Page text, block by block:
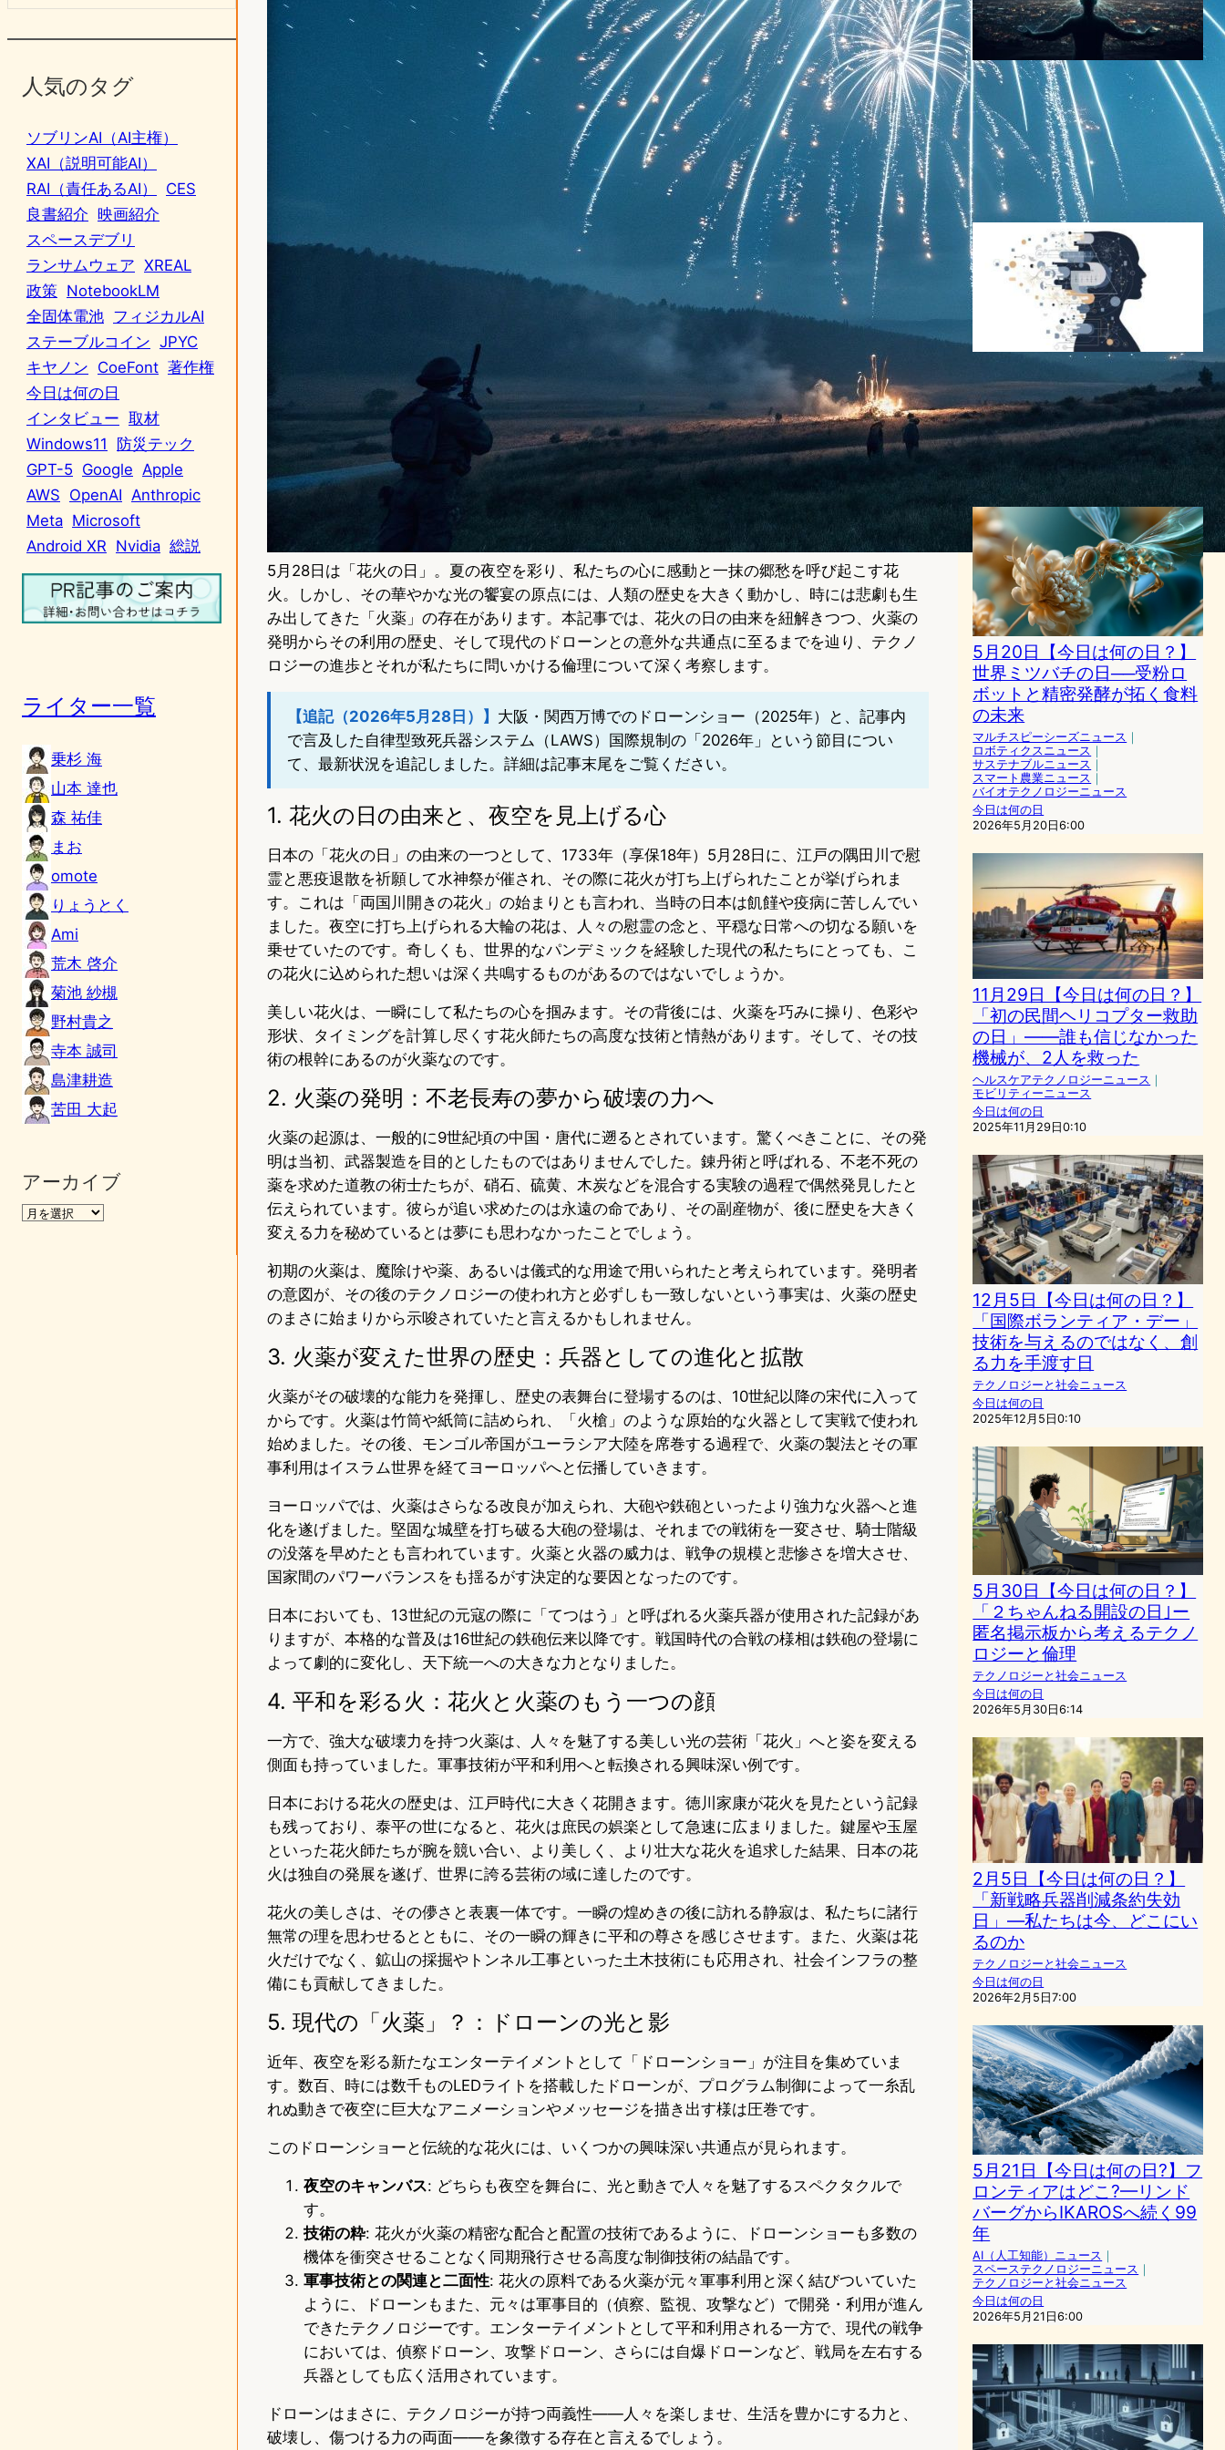
人気のタグ
ソブリンAI（AI主権）
XAI（説明可能AI）
RAI（責任あるAI）
CES
良書紹介 映画紹介
スペースデブリ
ランサムウェア XREAL
政策 NotebookLM
全固体電池 フィジカルAI
ステーブルコイン JPYC
キヤノン CoeFont 著作権
今日は何の日
インタビュー 取材
Windows11
防災テック
GPT-5 Google Apple
AWS OpenAI Anthropic
Meta Microsoft
Android XR Nvidia 総説
ライター一覧
乗杉 海
山本 達也
森 祐佳
まお
omote
りょうとく
Ami
荒木 啓介
菊池 紗槻
野村貴之
寺本 誠司
島津耕造
苦田 大起
アーカイブ
5月28日は「花火の日」。夏の夜空を彩り、私たちの心に感動と一抹の郷愁を呼び起こす花
火。しかし、その華やかな光の饗宴の原点には、人類の歴史を大きく動かし、時には悲劇も生
み出してきた「火薬」の存在があります。本記事では、花火の日の由来を紐解きつつ、火薬の
発明からその利用の歴史、そして現代のドローンとの意外な共通点に至るまでを辿り、テクノ
ロジーの進歩とそれが私たちに問いかける倫理について深く考察します。
【追記（2026年5月28日）】 大阪・関西万博でのドローンショー（2025年）と、記事内
で言及した自律型致死兵器システム（LAWS）国際規制の「2026年」という節目につい
て、最新状況を追記しました。詳細は記事末尾をご覧ください。
1. 花火の日の由来と、夜空を見上げる心
日本の「花火の日」の由来の一つとして、1733年（享保18年）5月28日に、江戸の隅田川で慰
霊と悪疫退散を祈願して水神祭が催され、その際に花火が打ち上げられたことが挙げられま
す。これは「両国川開きの花火」の始まりとも言われ、当時の日本は飢饉や疫病に苦しんでい
ました。夜空に打ち上げられる大輪の花は、人々の慰霊の念と、平穏な日常への切なる願いを
乗せていたのです。奇しくも、世界的なパンデミックを経験した現代の私たちにとっても、こ
の花火に込められた想いは深く共鳴するものがあるのではないでしょうか。
美しい花火は、一瞬にして私たちの心を掴みます。その背後には、火薬を巧みに操り、色彩や
形状、タイミングを計算し尽くす花火師たちの高度な技術と情熱があります。そして、その技
術の根幹にあるのが火薬なのです。
2. 火薬の発明：不老長寿の夢から破壊の力へ
火薬の起源は、一般的に9世紀頃の中国・唐代に遡るとされています。驚くべきことに、その発
明は当初、武器製造を目的としたものではありませんでした。錬丹術と呼ばれる、不老不死の
薬を求めた道教の術士たちが、硝石、硫黄、木炭などを混合する実験の過程で偶然発見したと
伝えられています。彼らが追い求めたのは永遠の命であり、その副産物が、後に歴史を大きく
変える力を秘めているとは夢にも思わなかったことでしょう。
初期の火薬は、魔除けや薬、あるいは儀式的な用途で用いられたと考えられています。発明者
の意図が、その後のテクノロジーの使われ方と必ずしも一致しないという事実は、火薬の歴史
のまさに始まりから示唆されていたと言えるかもしれません。
3. 火薬が変えた世界の歴史：兵器としての進化と拡散
火薬がその破壊的な能力を発揮し、歴史の表舞台に登場するのは、10世紀以降の宋代に入って
からです。火薬は竹筒や紙筒に詰められ、「火槍」のような原始的な火器として実戦で使われ
始めました。その後、モンゴル帝国がユーラシア大陸を席巻する過程で、火薬の製法とその軍
事利用はイスラム世界を経てヨーロッパへと伝播していきます。
ヨーロッパでは、火薬はさらなる改良が加えられ、大砲や鉄砲といったより強力な火器へと進
化を遂げました。堅固な城壁を打ち破る大砲の登場は、それまでの戦術を一変させ、騎士階級
の没落を早めたとも言われています。火薬と火器の威力は、戦争の規模と悲惨さを増大させ、
国家間のパワーバランスをも揺るがす決定的な要因となったのです。
日本においても、13世紀の元寇の際に「てつはう」と呼ばれる火薬兵器が使用された記録があ
りますが、本格的な普及は16世紀の鉄砲伝来以降です。戦国時代の合戦の様相は鉄砲の登場に
よって劇的に変化し、天下統一への大きな力となりました。
4. 平和を彩る火：花火と火薬のもう一つの顔
一方で、強大な破壊力を持つ火薬は、人々を魅了する美しい光の芸術「花火」へと姿を変える
側面も持っていました。軍事技術が平和利用へと転換される興味深い例です。
日本における花火の歴史は、江戸時代に大きく花開きます。徳川家康が花火を見たという記録
も残っており、泰平の世になると、花火は庶民の娯楽として急速に広まりました。鍵屋や玉屋
といった花火師たちが腕を競い合い、より美しく、より壮大な花火を追求した結果、日本の花
火は独自の発展を遂げ、世界に誇る芸術の域に達したのです。
花火の美しさは、その儚さと表裏一体です。一瞬の煌めきの後に訪れる静寂は、私たちに諸行
無常の理を思わせるとともに、その一瞬の輝きに平和の尊さを感じさせます。また、火薬は花
火だけでなく、鉱山の採掘やトンネル工事といった土木技術にも応用され、社会インフラの整
備にも貢献してきました。
5. 現代の「火薬」？：ドローンの光と影
近年、夜空を彩る新たなエンターテイメントとして「ドローンショー」が注目を集めていま
す。数百、時には数千ものLEDライトを搭載したドローンが、プログラム制御によって一糸乱
れぬ動きで夜空に巨大なアニメーションやメッセージを描き出す様は圧巻です。
このドローンショーと伝統的な花火には、いくつかの興味深い共通点が見られます。
夜空のキャンバス: どちらも夜空を舞台に、光と動きで人々を魅了するスペクタクルで
す。
技術の粋: 花火が火薬の精密な配合と配置の技術であるように、ドローンショーも多数の
機体を衝突させることなく同期飛行させる高度な制御技術の結晶です。
軍事技術との関連と二面性: 花火の原料である火薬が元々軍事利用と深く結びついていた
ように、ドローンもまた、元々は軍事目的（偵察、監視、攻撃など）で開発・利用が進ん
できたテクノロジーです。エンターテイメントとして平和利用される一方で、現代の戦争
においては、偵察ドローン、攻撃ドローン、さらには自爆ドローンなど、戦局を左右する
兵器としても広く活用されています。
ドローンはまさに、テクノロジーが持つ両義性――人々を楽しませ、生活を豊かにする力と、
破壊し、傷つける力の両面――を象徴する存在と言えるでしょう。
8月28日【今日は何の日？】
思考がスクリーンに映った
日。Neuralinkから始まるBCI
革命とは
ニューロテクノロジーニュース
今日は何の日
2025年8月28日0:10
5月24日【今日は何の日？】
世界統合失調症デー・複雑な
症候群とその治療の未来
ニューロテクノロジーニュース
ヘルスケアテクノロジーニュース
2026年5月24日6:11
5月20日【今日は何の日？】
世界ミツバチの日──受粉ロ
ボットと精密発酵が拓く食料
の未来
マルチスピーシーズニュース ｜
ロボティクスニュース ｜
サステナブルニュース ｜
スマート農業ニュース ｜
バイオテクノロジーニュース
今日は何の日
2026年5月20日6:00
11月29日【今日は何の日？】
「初の民間ヘリコプター救助
の日」——誰も信じなかった
機械が、2人を救った
ヘルスケアテクノロジーニュース ｜
モビリティーニュース
今日は何の日
2025年11月29日0:10
12月5日【今日は何の日？】
「国際ボランティア・デー」
技術を与えるのではなく、創
る力を手渡す日
テクノロジーと社会ニュース
今日は何の日
2025年12月5日0:10
5月30日【今日は何の日？】
「２ちゃんねる開設の日｣ー
匿名掲示板から考えるテクノ
ロジーと倫理
テクノロジーと社会ニュース
今日は何の日
2026年5月30日6:14
2月5日【今日は何の日？】
「新戦略兵器削減条約失効
日」—私たちは今、どこにい
るのか
テクノロジーと社会ニュース
今日は何の日
2026年2月5日7:00
5月21日【今日は何の日?】フ
ロンティアはどこ?—リンド
バーグからIKAROSへ続く99
年
AI（人工知能）ニュース ｜
スペーステクノロジーニュース ｜
テクノロジーと社会ニュース
今日は何の日
2026年5月21日6:00